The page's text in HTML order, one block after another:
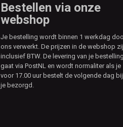
Bestellen via onze
webshop
Je bestelling wordt binnen 1 werkdag
ons verwerkt. De prijzen in de webshop
inclusief BTW. De levering van je bestelling
gaat via PostNL en wordt normaliter als je
voor 17.00 uur bestelt de volgende dag bij
je bezorgd.